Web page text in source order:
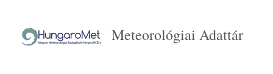
Meteorológiai Adattár